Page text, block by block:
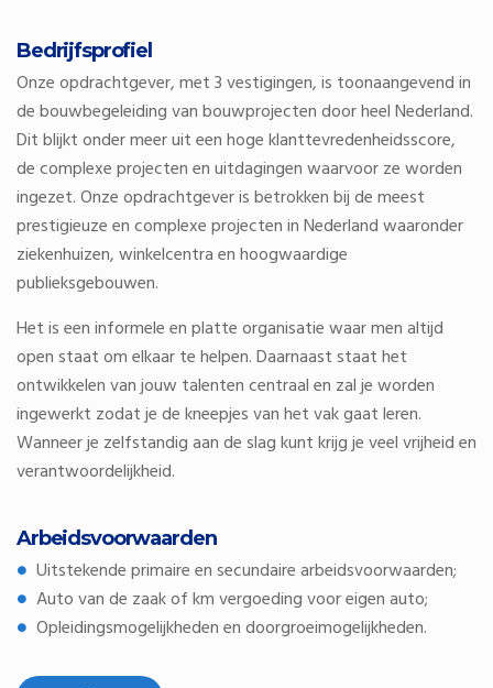
Bedrijfsprofiel
Onze opdrachtgever, met 3 vestigingen, is toonaangevend in
de bouwbegeleiding van bouwprojecten door heel Nederland.
Dit blijkt onder meer uit een hoge klanttevredenheidsscore,
de complexe projecten en uitdagingen waarvoor ze worden
ingezet. Onze opdrachtgever is betrokken bij de meest
prestigieuze en complexe projecten in Nederland waaronder
ziekenhuizen, winkelcentra en hoogwaardige
publieksgebouwen.
Het is een informele en platte organisatie waar men altijd
open staat om elkaar te helpen. Daarnaast staat het
ontwikkelen van jouw talenten centraal en zal je worden
ingewerkt zodat je de kneepjes van het vak gaat leren.
Wanneer je zelfstandig aan de slag kunt krijg je veel vrijheid en
verantwoordelijkheid.
Arbeidsvoorwaarden
Uitstekende primaire en secundaire arbeidsvoorwaarden;
Auto van de zaak of km vergoeding voor eigen auto;
Opleidingsmogelijkheden en doorgroeimogelijkheden.